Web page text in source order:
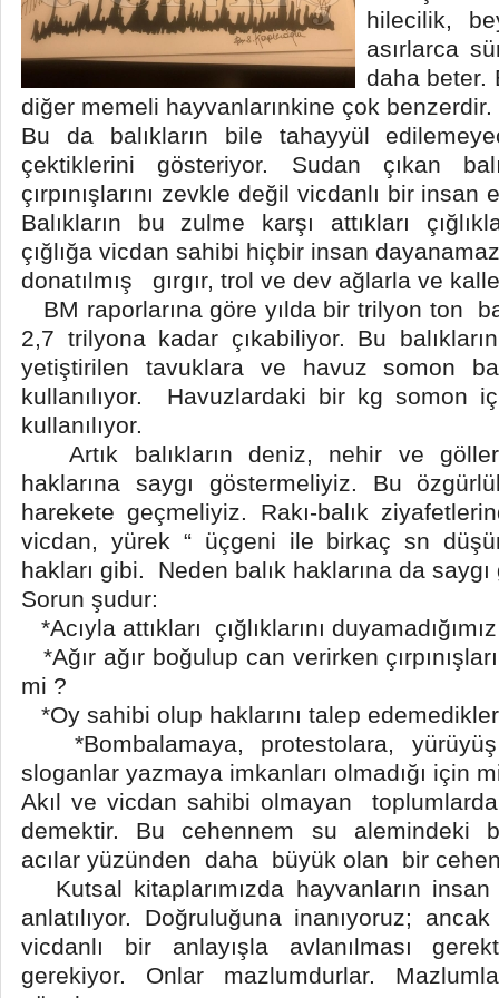
hilecilik,
asırlarca
daha beter.
diğer memeli hayvanlarınkine çok benzerdir.
Bu da balıkların bile tahayyül
çektiklerini gösteriyor. Sudan çıkan
çırpınışlarını zevkle değil vicdanlı bir
Balıkların bu zulme karşı attıkları
çığlığa vicdan sahibi hiçbir insan
donatılmış gırgır, trol ve dev ağlarla ve
BM raporlarına göre yılda bir trilyon ton
2,7 trilyona kadar çıkabiliyor. Bu
yetiştirilen tavuklara ve havuz somon
kullanılıyor. Havuzlardaki bir kg somon
kullanılıyor.
Artık balıkların deniz, nehir ve
haklarına saygı göstermeliyiz. Bu
harekete geçmeliyiz. Rakı-balık
vicdan, yürek “ üçgeni ile birkaç sn
hakları gibi. Neden balık haklarına da
Sorun şudur:
*Acıyla attıkları çığlıklarını
*Ağır ağır boğulup can verirken
mi ?
*Oy sahibi olup haklarını talep
*Bombalamaya, protestolara,
sloganlar yazmaya imkanları olmadığı için
Akıl ve vicdan sahibi olmayan
demektir. Bu cehennem su alemindeki
acılar yüzünden daha büyük olan bir
Kutsal kitaplarımızda hayvanların insan
anlatılıyor. Doğruluğuna inanıyoruz;
vicdanlı bir anlayışla avlanılması
gerekiyor. Onlar mazlumdurlar.